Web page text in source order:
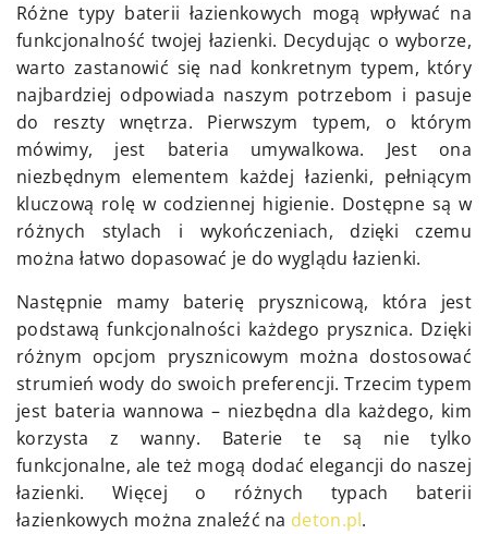
Różne typy baterii łazienkowych mogą wpływać na
funkcjonalność twojej łazienki. Decydując o wyborze,
warto zastanowić się nad konkretnym typem, który
najbardziej odpowiada naszym potrzebom i pasuje
do reszty wnętrza. Pierwszym typem, o którym
mówimy, jest bateria umywalkowa. Jest ona
niezbędnym elementem każdej łazienki, pełniącym
kluczową rolę w codziennej higienie. Dostępne są w
różnych stylach i wykończeniach, dzięki czemu
można łatwo dopasować je do wyglądu łazienki.
Następnie mamy baterię prysznicową, która jest
podstawą funkcjonalności każdego prysznica. Dzięki
różnym opcjom prysznicowym można dostosować
strumień wody do swoich preferencji. Trzecim typem
jest bateria wannowa – niezbędna dla każdego, kim
korzysta z wanny. Baterie te są nie tylko
funkcjonalne, ale też mogą dodać elegancji do naszej
łazienki. Więcej o różnych typach baterii
łazienkowych można znaleźć na deton.pl.